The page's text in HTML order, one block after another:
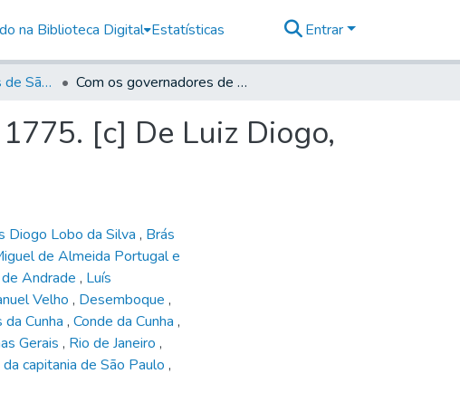
na Biblioteca Digital Estatísticas Entrar
Volume 11 - Divisas de São Paulo e Minas Gerais Com os governadores de Minas Geraes, 1765 - 1775. [c] De Luiz Diogo, 1765
[c] De Luiz Diogo,
Diogo Lobo da Silva , Brás
de Almeida Portugal e
Andrade , Luís
Velho , Desemboque ,
Cunha , Conde da Cunha ,
Gerais , Rio de Janeiro ,
capitania de São Paulo ,